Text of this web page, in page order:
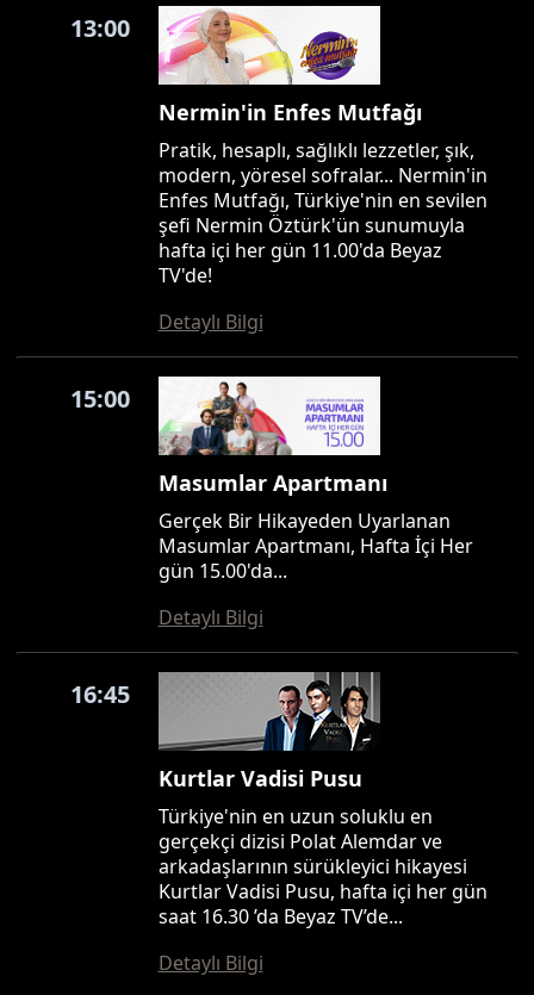
13:00
Nermin'in Enfes Mutfağı
Pratik, hesaplı, sağlıklı lezzetler, şık,
modern, yöresel sofralar... Nermin'in
Enfes Mutfağı, Türkiye'nin en sevilen
şefi Nermin Öztürk'ün sunumuyla
hafta içi her gün 11.00'da Beyaz
TV'de!
Detaylı Bilgi
15:00
Masumlar Apartmanı
Gerçek Bir Hikayeden Uyarlanan
Masumlar Apartmanı, Hafta İçi Her
gün 15.00'da...
Detaylı Bilgi
16:45
Kurtlar Vadisi Pusu
Türkiye'nin en uzun soluklu en
gerçekçi dizisi Polat Alemdar ve
arkadaşlarının sürükleyici hikayesi
Kurtlar Vadisi Pusu, hafta içi her gün
saat 16.30 ’da Beyaz TV’de...
Detaylı Bilgi